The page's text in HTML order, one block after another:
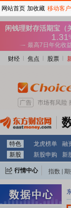
财经 焦点 股票
特色 龙虎榜单 融
新股
新股申购 新
行情中心 指数
网站首页 加收藏 移动客